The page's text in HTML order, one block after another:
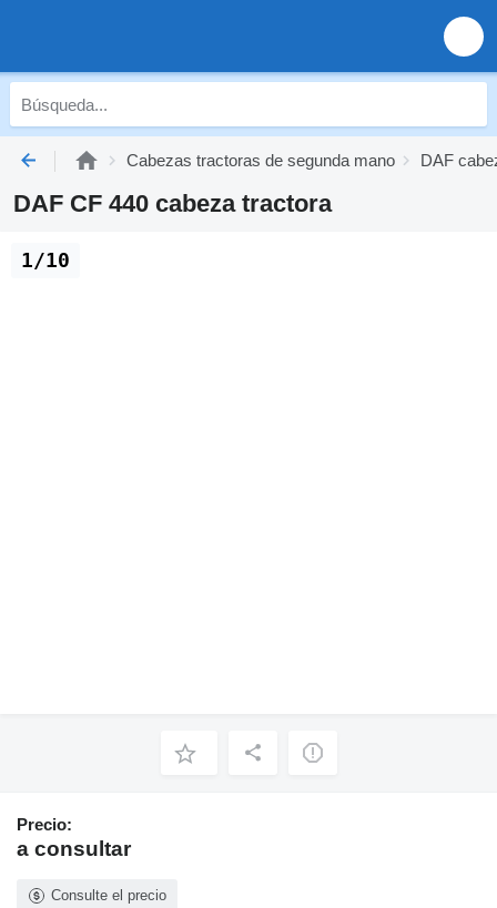
Cabezas tractoras de segunda mano DAF
DAF CF 440 cabeza tractora
1/10
Precio:
a consultar
Consulte el precio